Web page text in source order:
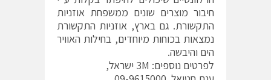
חיבור מוצרים שונים ממשפחת אוזניות
התקשורת. גם בארץ, אוזניות התקשורת
נמצאות בכוחות מיוחדים, בחילות האוויר
הים והיבשה.
לפרטים נוספים: 3M ישראל,